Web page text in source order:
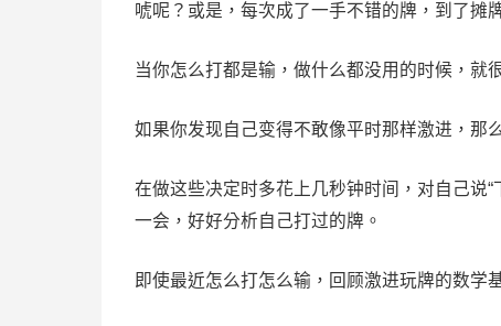
唬呢？或是，每次成了一手不错的牌，到了摊
当你怎么打都是输，做什么都没用的时候，就
如果你发现自己变得不敢像平时那样激进，那
在做这些决定时多花上几秒钟时间，对自己说
一会，好好分析自己打过的牌。
即使最近怎么打怎么输，回顾激进玩牌的数学